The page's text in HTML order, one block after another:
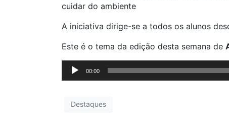
cuidar do ambiente
A iniciativa dirige-se a todos os alunos
Este é o tema da edição desta semana de
Reprodutor
00:00
Destaques